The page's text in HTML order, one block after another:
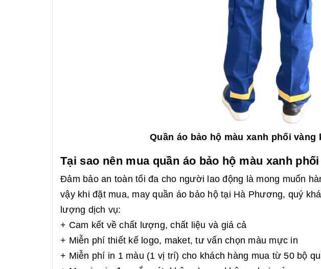
Quần áo bảo hộ màu xanh phối vàng
Tại sao nên mua quần áo bảo hộ màu xanh
Đảm bảo an toàn tối đa cho người lao động là mong muốn
vậy khi đặt mua, may quần áo bảo hộ tại Hà Phương, quý
lượng dịch vụ:
+ Cam kết về chất lượng, chất liệu và giá cả
+ Miễn phí thiết kế logo, maket, tư vấn chọn màu mực in
+ Miễn phí in 1 màu (1 vị trí) cho khách hàng mua từ 50 bộ